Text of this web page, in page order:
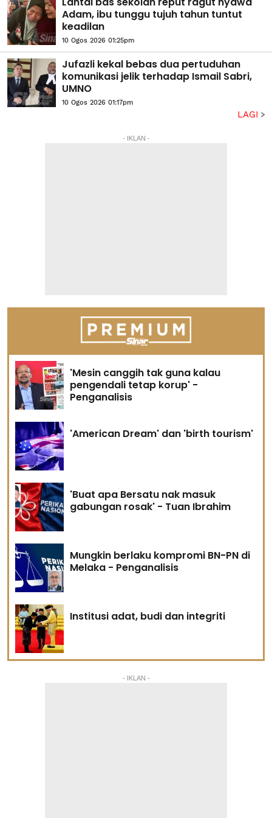
Adam, ibu tunggu tujuh tahun tuntut
keadilan
10 Ogos 2026 01:25pm
Jufazli kekal bebas dua pertuduhan
komunikasi jelik terhadap Ismail Sabri,
UMNO
10 Ogos 2026 01:17pm
LAGI
- IKLAN -
'Mesin canggih tak guna kalau
pengendali tetap korup' -
Penganalisis
'American Dream' dan 'birth tourism'
'Buat apa Bersatu nak masuk
gabungan rosak' - Tuan Ibrahim
Mungkin berlaku kompromi BN-PN di
Melaka - Penganalisis
Institusi adat, budi dan integriti
- IKLAN -